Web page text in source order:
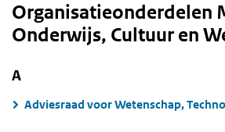
Organisatieonderdelen
Onderwijs, Cultuur en
A
Adviesraad voor Wetenschap,